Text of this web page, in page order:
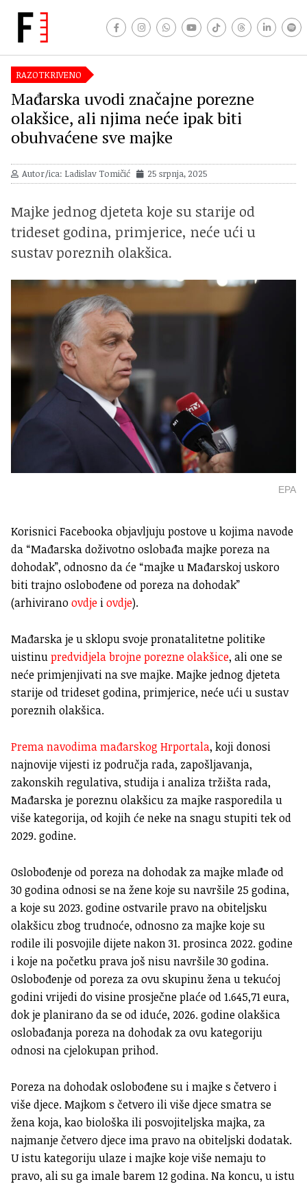
RAZOTKRIVENO
Mađarska uvodi značajne porezne
olakšice, ali njima neće ipak biti
obuhvaćene sve majke
Autor/ica: Ladislav Tomičić 25 srpnja, 2025
Majke jednog djeteta koje su starije od
trideset godina, primjerice, neće ući u
sustav poreznih olakšica.
EPA
Korisnici Facebooka objavljuju postove u kojima navode
da “Mađarska doživotno oslobađa majke poreza na
dohodak”, odnosno da će “majke u Mađarskoj uskoro
biti trajno oslobođene od poreza na dohodak”
(arhiviranoovdje iovdje).
Mađarska je u sklopu svoje pronatalitetne politike
uistinupredvidjela brojne porezne olakšice, ali one se
neće primjenjivati na sve majke. Majke jednog djeteta
starije od trideset godina, primjerice, neće ući u sustav
poreznih olakšica.
Prema navodima mađarskog Hrportala, koji donosi
najnovije vijesti iz područja rada, zapošljavanja,
zakonskih regulativa, studija i analiza tržišta rada,
Mađarska je poreznu olakšicu za majke rasporedila u
više kategorija, od kojih će neke na snagu stupiti tek od
2029. godine.
Oslobođenje od poreza na dohodak za majke mlađe od
30 godina odnosi se na žene koje su navršile 25 godina,
a koje su 2023. godine ostvarile pravo na obiteljsku
olakšicu zbog trudnoće, odnosno za majke koje su
rodile ili posvojile dijete nakon 31. prosinca 2022. godine
i koje na početku prava još nisu navršile 30 godina.
Oslobođenje od poreza za ovu skupinu žena u tekućoj
godini vrijedi do visine prosječne plaće od 1.645,71 eura,
dok je planirano da se od iduće, 2026. godine olakšica
oslobađanja poreza na dohodak za ovu kategoriju
odnosi na cjelokupan prihod.
Poreza na dohodak oslobođene su i majke s četvero i
više djece. Majkom s četvero ili više djece smatra se
žena koja, kao biološka ili posvojiteljska majka, za
najmanje četvero djece ima pravo na obiteljski dodatak.
U istu kategoriju ulaze i majke koje više nemaju to
pravo, ali su ga imale barem 12 godina. Na koncu, u istu